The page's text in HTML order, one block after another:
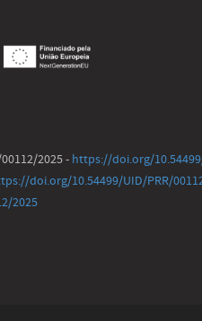
2025 - https://doi.org/
doi.org/10.54499/UID/PRR/
2025